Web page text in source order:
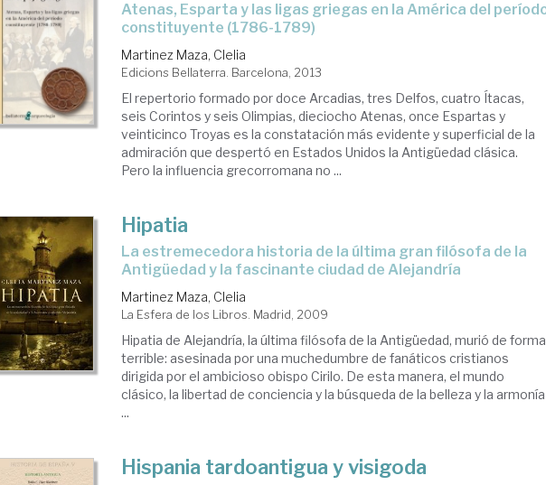
Atenas, Esparta y las ligas griegas en la América del período
constituyente (1786-1789)
Martinez Maza, Clelia
Edicions Bellaterra. Barcelona, 2013
El repertorio formado por doce Arcadias, tres Delfos, cuatro Ítacas,
seis Corintos y seis Olimpias, dieciocho Atenas, once Espartas y
veinticinco Troyas es la constatación más evidente y superficial de la
admiración que despertó en Estados Unidos la Antigüedad clásica.
Pero la influencia grecorromana no ...
Hipatia
la estremecedora historia de la última gran filósofa de la
Antigüedad y la fascinante ciudad de Alejandría
Martinez Maza, Clelia
La Esfera de los Libros. Madrid, 2009
Hipatia de Alejandría, la última filósofa de la Antigüedad, murió de forma
terrible: asesinada por una muchedumbre de fanáticos cristianos
dirigida por el ambicioso obispo Cirilo. De esta manera, el mundo
clásico, la libertad de conciencia y la búsqueda de la belleza y la armonía
...
Hispania tardoantigua y visigoda